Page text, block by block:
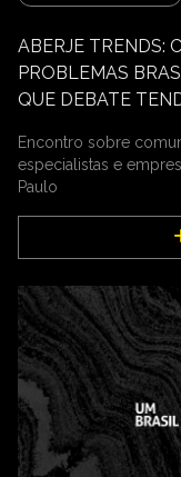
ABERJE TRENDS:
PROBLEMAS
QUE DEBATE
Encontro sobre
especialistas e
Paulo